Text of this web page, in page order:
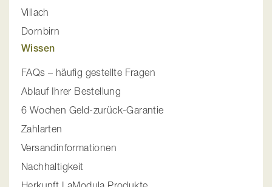
Villach
Dornbirn
Wissen
FAQs – häufig gestellte Fragen
Ablauf Ihrer Bestellung
6 Wochen Geld-zurück-Garantie
Zahlarten
Versandinformationen
Nachhaltigkeit